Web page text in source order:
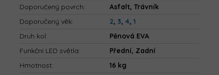
Doporučený povrch:
Asfalt, Trávník
Doporučený věk: 2, 3, 4, 1
Druh kol:
Pěnová EVA
Funkční LED světla:
Přední, Zadní
Hmotnost:
16 kg